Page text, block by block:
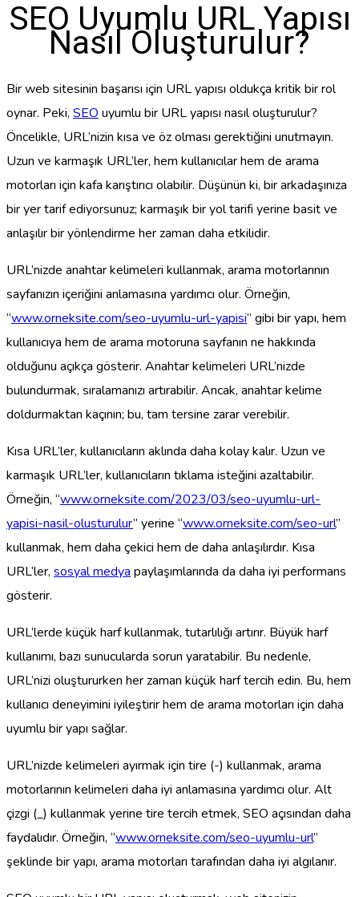
SEO Uyumlu URL Yapısı
Nasıl Oluşturulur?
Bir web sitesinin başarısı için URL yapısı oldukça kritik bir rol
oynar. Peki, SEO uyumlu bir URL yapısı nasıl oluşturulur?
Öncelikle, URL’nizin kısa ve öz olması gerektiğini unutmayın.
Uzun ve karmaşık URL’ler, hem kullanıcılar hem de arama
motorları için kafa karıştırıcı olabilir. Düşünün ki, bir arkadaşınıza
bir yer tarif ediyorsunuz; karmaşık bir yol tarifi yerine basit ve
anlaşılır bir yönlendirme her zaman daha etkilidir.
URL’nizde anahtar kelimeleri kullanmak, arama motorlarının
sayfanızın içeriğini anlamasına yardımcı olur. Örneğin,
“www.orneksite.com/seo-uyumlu-url-yapisi” gibi bir yapı, hem
kullanıcıya hem de arama motoruna sayfanın ne hakkında
olduğunu açıkça gösterir. Anahtar kelimeleri URL’nizde
bulundurmak, sıralamanızı artırabilir. Ancak, anahtar kelime
doldurmaktan kaçının; bu, tam tersine zarar verebilir.
Kısa URL’ler, kullanıcıların aklında daha kolay kalır. Uzun ve
karmaşık URL’ler, kullanıcıların tıklama isteğini azaltabilir.
Örneğin, “www.orneksite.com/2023/03/seo-uyumlu-url-
yapisi-nasil-olusturulur” yerine “www.orneksite.com/seo-url”
kullanmak, hem daha çekici hem de daha anlaşılırdır. Kısa
URL’ler, sosyal medya paylaşımlarında da daha iyi performans
gösterir.
URL’lerde küçük harf kullanmak, tutarlılığı artırır. Büyük harf
kullanımı, bazı sunucularda sorun yaratabilir. Bu nedenle,
URL’nizi oluştururken her zaman küçük harf tercih edin. Bu, hem
kullanıcı deneyimini iyileştirir hem de arama motorları için daha
uyumlu bir yapı sağlar.
URL’nizde kelimeleri ayırmak için tire (-) kullanmak, arama
motorlarının kelimeleri daha iyi anlamasına yardımcı olur. Alt
çizgi (_) kullanmak yerine tire tercih etmek, SEO açısından daha
faydalıdır. Örneğin, “www.orneksite.com/seo-uyumlu-url”
şeklinde bir yapı, arama motorları tarafından daha iyi algılanır.